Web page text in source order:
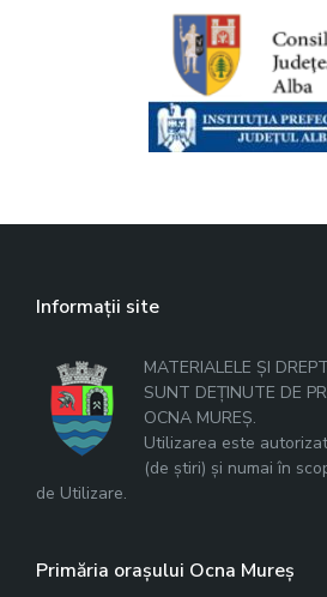
Informații site
MATERIALELE ȘI
SUNT DEȚINUTE DE
OCNA MUREȘ.
Utilizarea este
(de știri) și numai în
de Utilizare.
Primăria orașului Ocna Mureș